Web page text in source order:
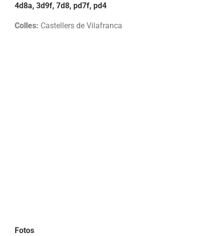
4d8a, 3d9f, 7d8, pd7f, pd4
Colles: Castellers de Vilafranca
Fotos